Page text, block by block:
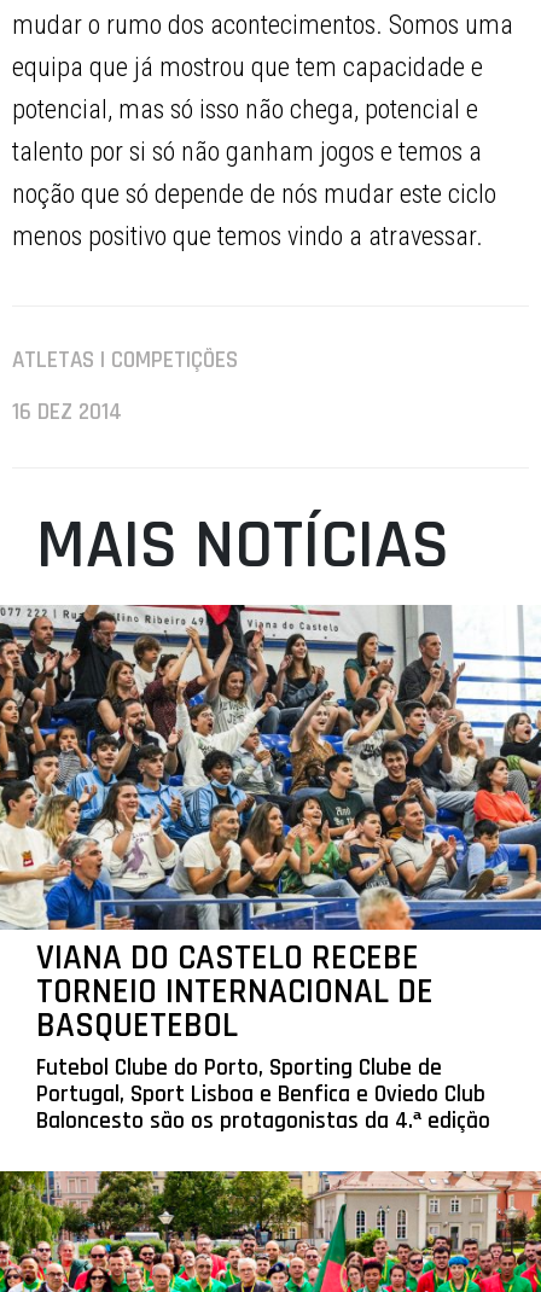
mudar o rumo dos acontecimentos. Somos uma
equipa que já mostrou que tem capacidade e
potencial, mas só isso não chega, potencial e
talento por si só não ganham jogos e temos a
noção que só depende de nós mudar este ciclo
menos positivo que temos vindo a atravessar.
ATLETAS | COMPETIÇÕES
16 DEZ 2014
MAIS NOTÍCIAS
VIANA DO CASTELO RECEBE
TORNEIO INTERNACIONAL DE
BASQUETEBOL
Futebol Clube do Porto, Sporting Clube de
Portugal, Sport Lisboa e Benfica e Oviedo Club
Baloncesto são os protagonistas da 4.ª edição